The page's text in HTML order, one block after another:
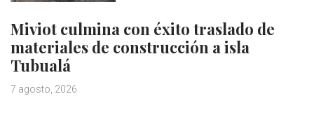
Miviot culmina con éxito traslado de
materiales de construcción a isla
Tubualá
7 agosto, 2026